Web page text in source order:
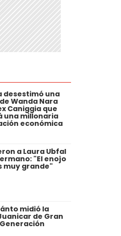
desestimó una
Wanda Nara
Caniggia que
una millonaria
económica
a Laura Ubfal
"El enojo
muy grande"
midió la
de Gran